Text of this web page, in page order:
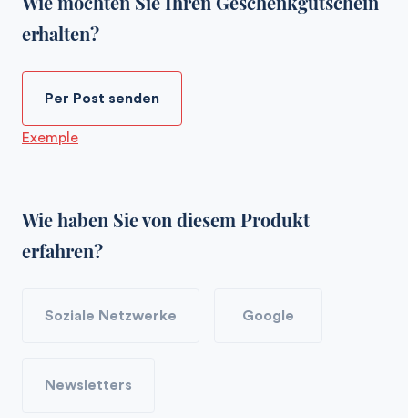
erhalten?
Per Post senden
Exemple
Wie haben Sie von diesem Produkt
erfahren?
Soziale Netzwerke Google
Newsletters